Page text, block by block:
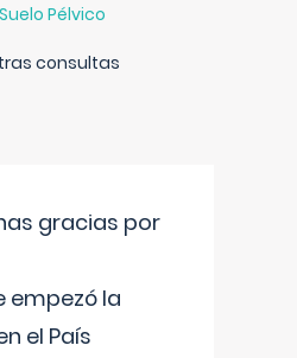
Suelo Pélvico
consultas
gracias por
empezó la
el País